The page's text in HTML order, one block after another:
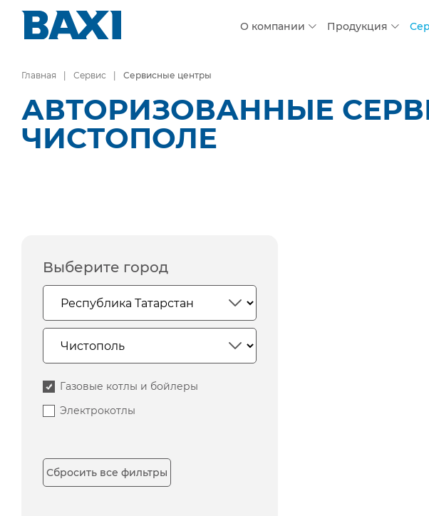
О компании Продукция
Главная Сервис Сервисные центры
АВТОРИЗОВАННЫЕ
ЧИСТОПОЛЕ
Выберите город
Газовые котлы и бойлеры
Электрокотлы
Сбросить все фильтры